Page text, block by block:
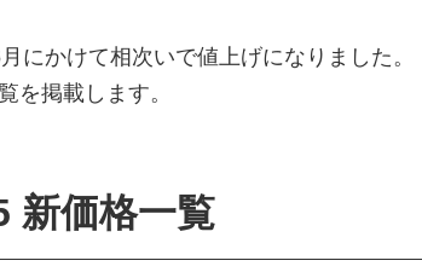
にかけて相次いで値上げになりました。
を掲載します。
新価格一覧